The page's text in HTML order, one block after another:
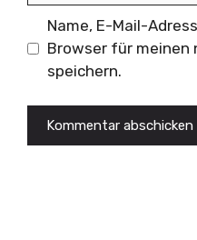
Name, E-Mail-
Browser für meinen
speichern.